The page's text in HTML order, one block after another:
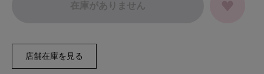
在庫がありません